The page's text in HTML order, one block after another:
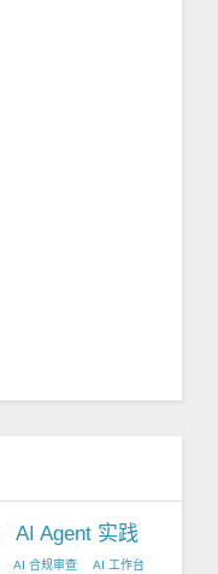
AI Agent 实践
AI 合规审查 AI 工作台